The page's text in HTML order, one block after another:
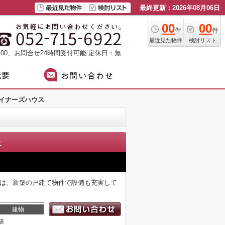
最終更新：2026年08月06日
00件
最近見た物件
00件
検討リスト
、お問合せ24時間受付可能 定休日：無
ナーズハウス
、新築の戸建て物件で設備も充実して
建物